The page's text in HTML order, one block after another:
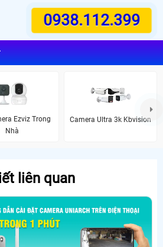
0938.112.399
Ezviz Trong
Nhà
Camera Ultra 3k Kbvision
liên quan